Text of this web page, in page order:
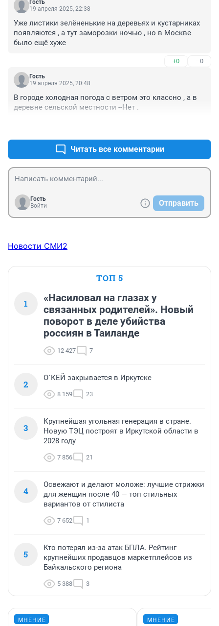
Гость
19 апреля 2025, 22:38
Уже листики зелёненькие на деревьях и кустарниках
появляются , а тут заморозки ночью , но в Москве
было ещё хуже
+0 –0
Гость
19 апреля 2025, 20:48
В городе холодная погода с ветром это классно , а в
деревне сельской местности --Нет .
Читать все комментарии
Гость
Войти
Отправить
Новости СМИ2
ТОП 5
1
«Насиловал на глазах у
связанных родителей». Новый
поворот в деле убийства
россиян в Таиланде
12 427 7
2
О`КЕЙ закрывается в Иркутске
8 159 23
3
Крупнейшая угольная генерация в стране.
Новую ТЭЦ построят в Иркутской области в
2028 году
7 856 21
4
Освежают и делают моложе: лучшие стрижки
для женщин после 40 — топ стильных
вариантов от стилиста
7 652 1
5
Кто потерял из-за атак БПЛА. Рейтинг
крупнейших продавцов маркетплейсов из
Байкальского региона
5 388 3
МНЕНИЕ МНЕНИЕ